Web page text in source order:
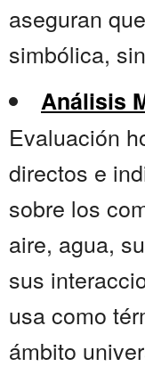
aseguran
simbólica,
Análisis
Evaluación
directos e
sobre los
aire, agua,
sus
usa como
ámbito